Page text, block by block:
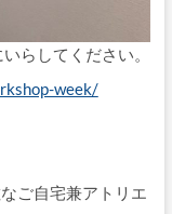
らしてください。
week/
ご自宅兼アトリエ